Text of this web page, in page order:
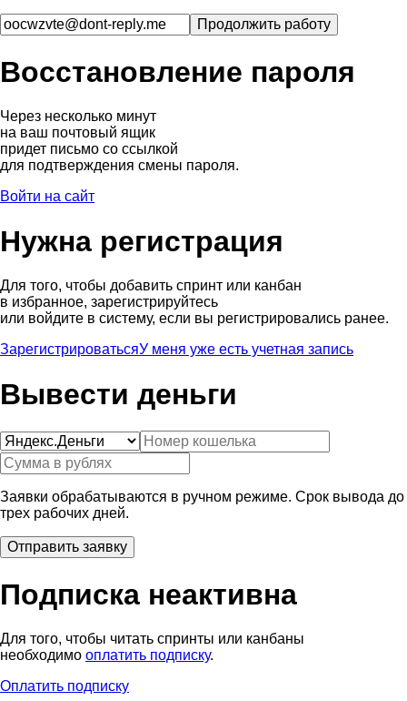
Восстановление пароля
Через несколько минут
на ваш почтовый ящик
придет письмо со ссылкой
для подтверждения смены пароля.
Войти на сайт
Нужна регистрация
Для того, чтобы добавить спринт или канбан
в избранное, зарегистрируйтесь
или войдите в систему, если вы регистрировались ранее.
ЗарегистрироватьсяУ меня уже есть учетная запись
Вывести деньги
Заявки обрабатываются в ручном режиме. Срок вывода до
трех рабочих дней.
Подписка неактивна
Для того, чтобы читать спринты или канбаны
необходимо оплатить подписку.
Оплатить подписку